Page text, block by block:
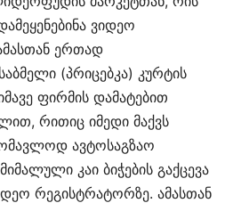
ვიდეო
ერთად
(პრიცებკა) კურტის
ფირმის დამატებით
რითიც იმედი მაქვს
ავტოსაგზაო
კაი ბიჭების გაქცევა
რეგისტრატორზე. ამასთან